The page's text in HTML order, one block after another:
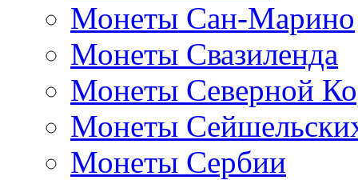
Монеты Сан-Марино
Монеты Свазиленда
Монеты Северной
Монеты
Монеты Сербии